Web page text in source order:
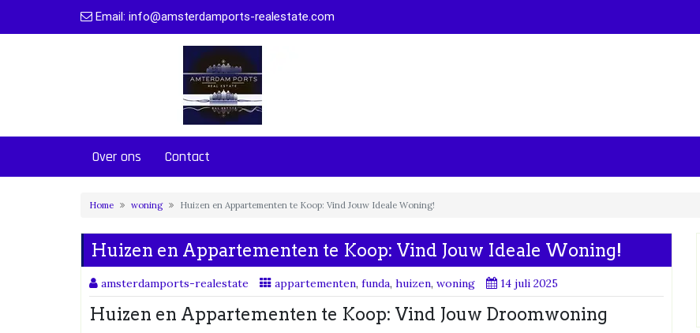
Email: info@amsterdamports-realestate.com
Over ons Contact
Home woning Huizen en Appartementen te Koop: Vind Jouw Ideale Woning!
Huizen en Appartementen te Koop: Vind Jouw Ideale Woning!
amsterdamports-realestate appartementen, funda, huizen, woning 14 juli 2025
Huizen en Appartementen te Koop: Vind Jouw Droomwoning